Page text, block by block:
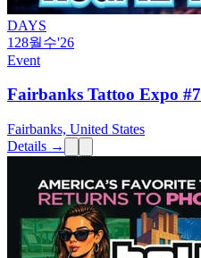
DAYS
128월수'26
Event
Fairbanks Tattoo Expo #7
Fairbanks, United States
Details →